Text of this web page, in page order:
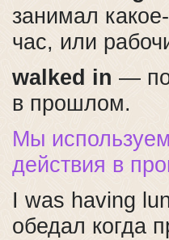
занимал
час, или
walked in —
в прошлом.
Мы
действия в
I was having
обедал когда